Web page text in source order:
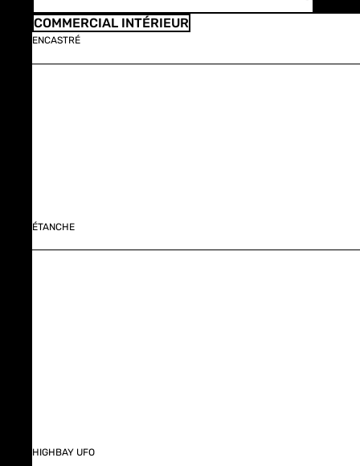
COMMERCIAL INTÉRIEUR
ENCASTRÉ
ÉTANCHE
HIGHBAY UFO